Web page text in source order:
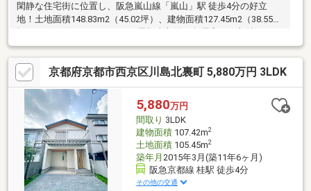
閑静な住宅街に位置し、阪急嵐山線「嵐山」駅 徒歩4分の好立
地！土地面積148.83m2（45.02坪）、建物面積127.45m2（38.55
スもあり、生活空間を広くすっきりお使いいただけます。嵐山の
落ち着いた住環境に加え、駅徒歩圏内の利便性を兼ね備えた住ま
い。建替え用地としてもご検討いただけます！この機会にぜひ現
地をご覧ください。
京都府京都市西京区川島北裏町 5,880万円 3LDK
5,880万円
間取り 3LDK
建物面積107.42m2
土地面積105.45m2
築年月 2015年3月(築11年6ヶ月)
阪急京都線 桂駅 徒歩4分
その他の交通